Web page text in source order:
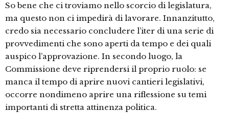
So bene che ci troviamo nello scorcio di legislatura,
ma questo non ci impedirà di lavorare. Innanzitutto,
credo sia necessario concludere l’iter di una serie di
provvedimenti che sono aperti da tempo e dei quali
auspico l’approvazione. In secondo luogo, la
Commissione deve riprendersi il proprio ruolo: se
manca il tempo di aprire nuovi cantieri legislativi,
occorre nondimeno aprire una riflessione su temi
importanti di stretta attinenza politica.